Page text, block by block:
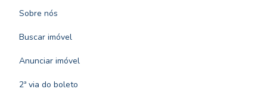
Sobre nós
Buscar imóvel
Anunciar imóvel
2ª via do boleto